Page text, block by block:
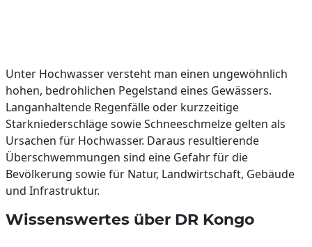
Unter Hochwasser versteht man einen ungewöhnlich
hohen, bedrohlichen Pegelstand eines Gewässers.
Langanhaltende Regenfälle oder kurzzeitige
Starkniederschläge sowie Schneeschmelze gelten als
Ursachen für Hochwasser. Daraus resultierende
Überschwemmungen sind eine Gefahr für die
Bevölkerung sowie für Natur, Landwirtschaft, Gebäude
und Infrastruktur.
Wissenswertes über DR Kongo